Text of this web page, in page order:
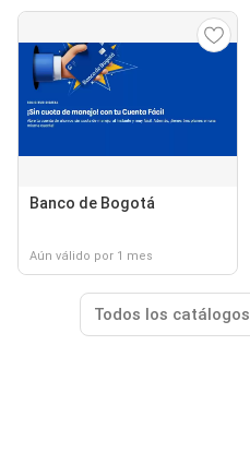
Banco de Bogotá
Aún válido por 1 mes
Todos los